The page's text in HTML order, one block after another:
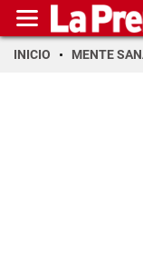
INICIO MENTE